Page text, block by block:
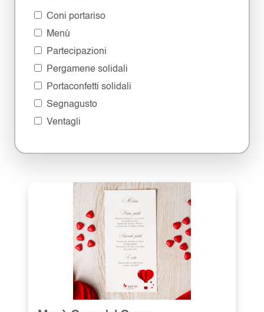
Coni portariso
Menù
Partecipazioni
Pergamene solidali
Portaconfetti solidali
Segnagusto
Ventagli